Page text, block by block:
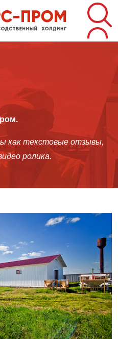
как текстовые отзывы,
ролика.